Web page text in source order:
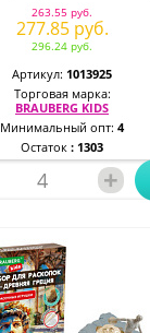
263.55 руб.
277.85 руб.
296.24 руб.
Артикул: 1013925
Торговая марка:
BRAUBERG KIDS
Минимальный опт: 4
Остаток : 1303
+